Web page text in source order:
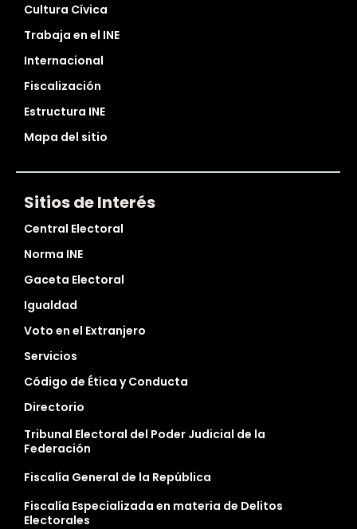
Cultura Cívica
Trabaja en el INE
Internacional
Fiscalización
Estructura INE
Mapa del sitio
Sitios de Interés
Central Electoral
Norma INE
Gaceta Electoral
Igualdad
Voto en el Extranjero
Servicios
Código de Ética y Conducta
Directorio
Tribunal Electoral del Poder Judicial de la
Federación
Fiscalía General de la República
Fiscalía Especializada en materia de Delitos
Electorales